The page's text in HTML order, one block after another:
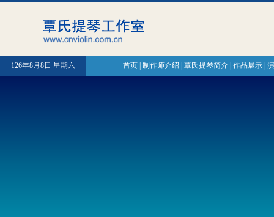
126年8月8日 星期六 首页| 制作师介绍 覃氏提琴简介| 作品展示|